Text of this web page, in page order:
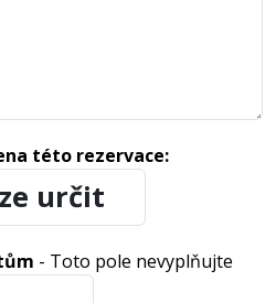
této rezervace:
- Toto pole nevyplňujte